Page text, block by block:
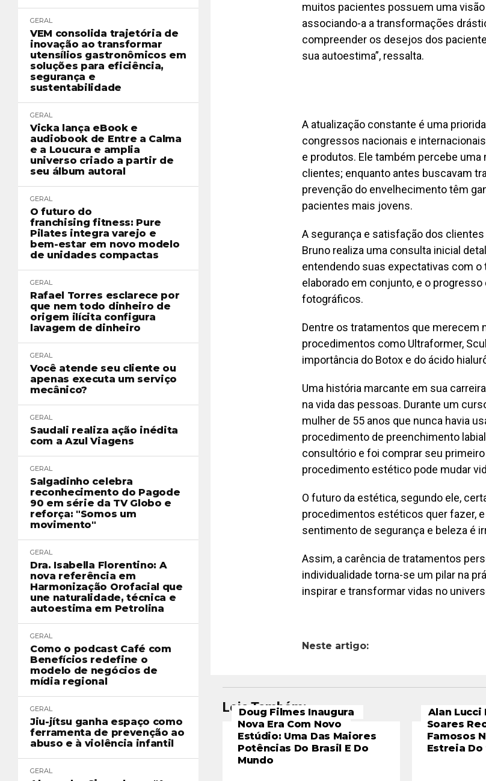
GERAL
VEM consolida trajetória de
inovação ao transformar
utensílios gastronômicos em
soluções para eficiência,
segurança e
sustentabilidade
GERAL
Vicka lança eBook e
audiobook de Entre a Calma
e a Loucura e amplia
universo criado a partir de
seu álbum autoral
GERAL
O futuro do
franchising fitness: Pure
Pilates integra varejo e
bem-estar em novo modelo
de unidades compactas
GERAL
Rafael Torres esclarece por
que nem todo dinheiro de
origem ilícita configura
lavagem de dinheiro
GERAL
Você atende seu cliente ou
apenas executa um serviço
mecânico?
GERAL
Saudali realiza ação inédita
com a Azul Viagens
GERAL
Salgadinho celebra
reconhecimento do Pagode
90 em série da TV Globo e
reforça: "Somos um
movimento"
GERAL
Dra. Isabella Florentino: A
nova referência em
Harmonização Orofacial que
une naturalidade, técnica e
autoestima em Petrolina
GERAL
Como o podcast Café com
Benefícios redefine o
modelo de negócios de
mídia regional
GERAL
Jiu-jítsu ganha espaço como
ferramenta de prevenção ao
abuso e à violência infantil
GERAL
muitos pacientes possuem uma
associando-a a transformações
compreender os desejos dos
sua autoestima”, ressalta.
A atualização constante é uma
congressos nacionais e
e produtos. Ele também percebe
clientes; enquanto antes buscavam
prevenção do envelhecimento têm
pacientes mais jovens.
A segurança e satisfação dos
Bruno realiza uma consulta inicial
entendendo suas expectativas com o
elaborado em conjunto, e o
fotográficos.
Dentre os tratamentos que merecem
procedimentos como Ultraformer,
importância do Botox e do ácido
Uma história marcante em sua
na vida das pessoas. Durante um
mulher de 55 anos que nunca havia
procedimento de preenchimento
consultório e foi comprar seu
procedimento estético pode mudar
O futuro da estética, segundo ele,
procedimentos estéticos quer fazer,
sentimento de segurança e beleza é
Assim, a carência de tratamentos
individualidade torna-se um pilar na
inspirar e transformar vidas no
Neste artigo:
Leia Também:
Doug Filmes Inaugura
Nova Era Com Novo
Estúdio: Uma Das Maiores
Potências Do Brasil E Do
Mundo
Alan Lucci
Soares
Famosos
Estreia Do